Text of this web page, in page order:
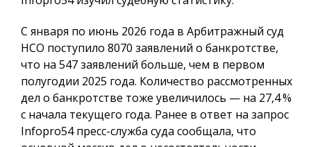
С января по июнь 2026 года в Арбитражный суд
НСО поступило 8070 заявлений о банкротстве,
что на 547 заявлений больше, чем в первом
полугодии 2025 года. Количество рассмотренных
дел о банкротстве тоже увеличилось — на 27,4 %
с начала текущего года. Ранее в ответ на запрос
Infopro54 пресс-служба суда сообщала, что